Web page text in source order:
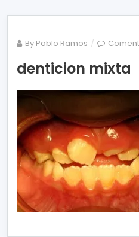
By Pablo Ramos
denticion mixta